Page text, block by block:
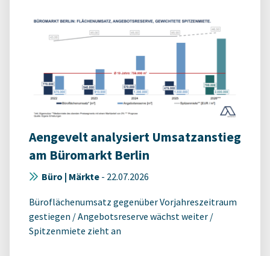
Aengevelt analysiert Umsatzanstieg
am Büromarkt Berlin
Büro | Märkte - 22.07.2026
Büroflächenumsatz gegenüber Vorjahreszeitraum
gestiegen / Angebotsreserve wächst weiter /
Spitzenmiete zieht an